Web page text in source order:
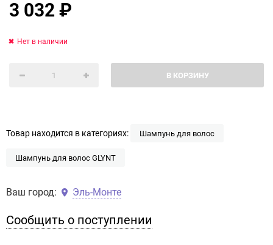
3 032₽
В КОРЗИНУ
Нет в наличии
Товар находится в категориях: Шампунь для волос
Шампунь для волос GLYNT
Ваш город: Эль-Монте
Сообщить о поступлении